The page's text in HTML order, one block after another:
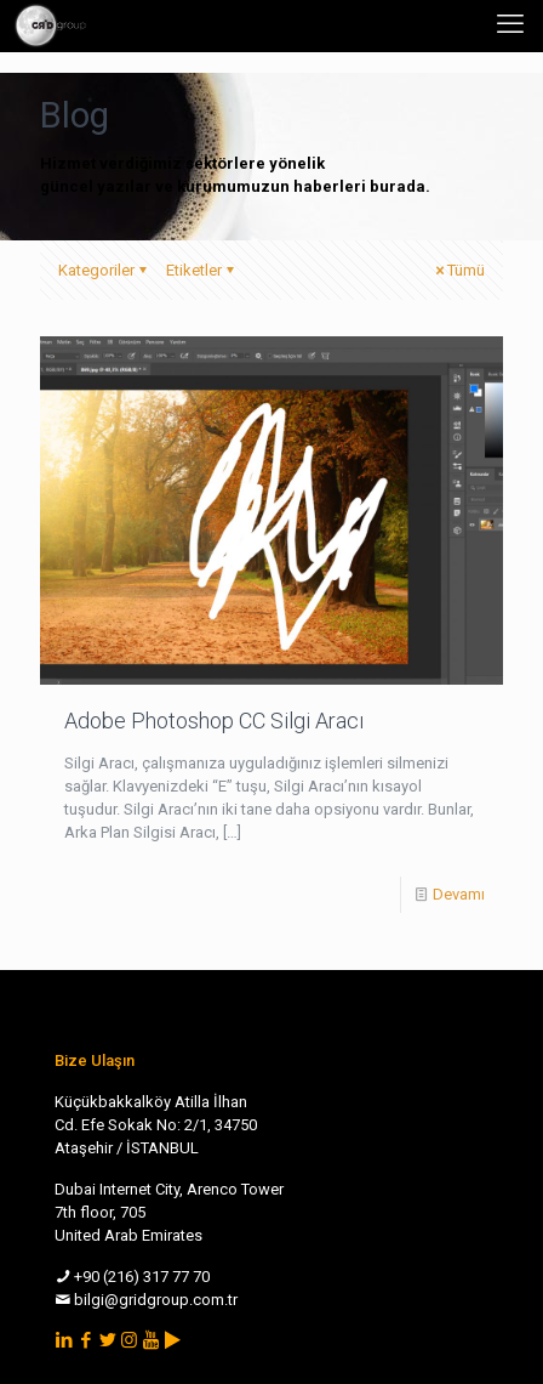
Blog
Hizmet verdiğimiz sektörlere yönelik
güncel yazılar ve kurumumuzun haberleri burada.
Kategoriler Etiketler Tümü
Adobe Photoshop CC Silgi Aracı
Silgi Aracı, çalışmanıza uyguladığınız işlemleri silmenizi
sağlar. Klavyenizdeki “E” tuşu, Silgi Aracı’nın kısayol
tuşudur. Silgi Aracı’nın iki tane daha opsiyonu vardır. Bunlar,
Arka Plan Silgisi Aracı,
Devamı
Bize Ulaşın
Küçükbakkalköy Atilla İlhan
Cd. Efe Sokak No: 2/1, 34750
Ataşehir / İSTANBUL
Dubai Internet City, Arenco Tower
7th floor, 705
United Arab Emirates
+90 (216) 317 77 70
bilgi@gridgroup.com.tr